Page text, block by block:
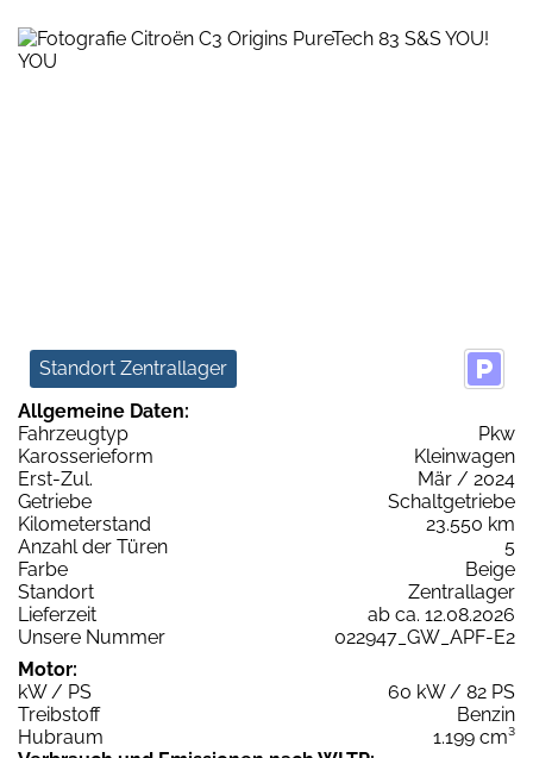
Standort Zentrallager
Allgemeine Daten:
Fahrzeugtyp
Pkw
Karosserieform
Kleinwagen
Erst-Zul.
Mär / 2024
Getriebe
Schaltgetriebe
Kilometerstand
23.550 km
Anzahl der Türen
5
Farbe
Beige
Standort
Zentrallager
Lieferzeit
ab ca. 12.08.2026
Unsere Nummer
022947_GW_APF-E2
Motor:
kW / PS
60 kW / 82 PS
Treibstoff
Benzin
Hubraum
1.199 cm³